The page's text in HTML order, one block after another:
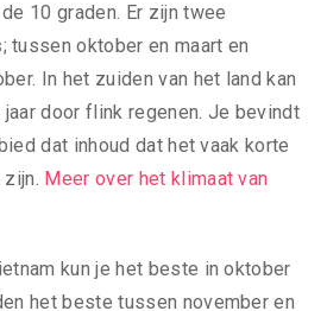
10 graden. Er zijn twee
tussen oktober en maart en
In het zuiden van het land kan
door flink regenen. Je bevindt
dat inhoud dat het vaak korte
Meer over het klimaat van
kun je het beste in oktober
het beste tussen november en